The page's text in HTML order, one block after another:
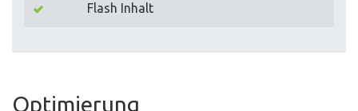
Flash Inhalt
Optimierung